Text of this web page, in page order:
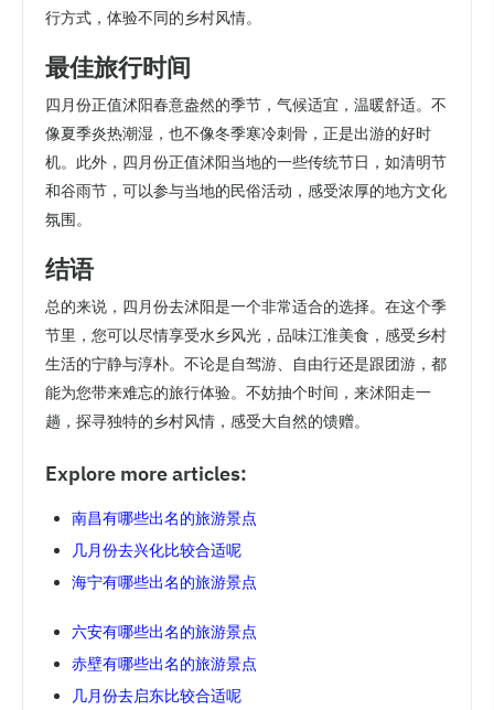
行方式，体验不同的乡村风情。
最佳旅行时间
四月份正值沭阳春意盎然的季节，气候适宜，温暖舒适。不
像夏季炎热潮湿，也不像冬季寒冷刺骨，正是出游的好时
机。此外，四月份正值沭阳当地的一些传统节日，如清明节
和谷雨节，可以参与当地的民俗活动，感受浓厚的地方文化
氛围。
结语
总的来说，四月份去沭阳是一个非常适合的选择。在这个季
节里，您可以尽情享受水乡风光，品味江淮美食，感受乡村
生活的宁静与淳朴。不论是自驾游、自由行还是跟团游，都
能为您带来难忘的旅行体验。不妨抽个时间，来沭阳走一
趟，探寻独特的乡村风情，感受大自然的馈赠。
Explore more articles:
南昌有哪些出名的旅游景点
几月份去兴化比较合适呢
海宁有哪些出名的旅游景点
六安有哪些出名的旅游景点
赤壁有哪些出名的旅游景点
几月份去启东比较合适呢